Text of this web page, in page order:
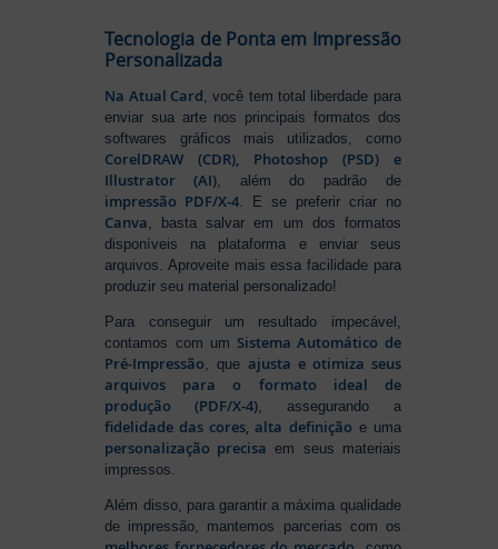
Tecnologia de Ponta em Impressão
Personalizada
Na Atual Card, você tem total liberdade para
enviar sua arte nos principais formatos dos
softwares gráficos mais utilizados, como
CorelDRAW (CDR), Photoshop (PSD) e
Illustrator (AI), além do padrão de
impressão PDF/X-4. E se preferir criar no
Canva, basta salvar em um dos formatos
disponíveis na plataforma e enviar seus
arquivos. Aproveite mais essa facilidade para
produzir seu material personalizado!
Para conseguir um resultado impecável,
contamos com um Sistema Automático de
Pré-Impressão, queajusta e otimiza seus
arquivos para o formato ideal de
produção (PDF/X-4), assegurando a
fidelidade das cores, alta definição e uma
personalização precisa em seus materiais
impressos.
Além disso, para garantir a máxima qualidade
de impressão, mantemos parcerias com os